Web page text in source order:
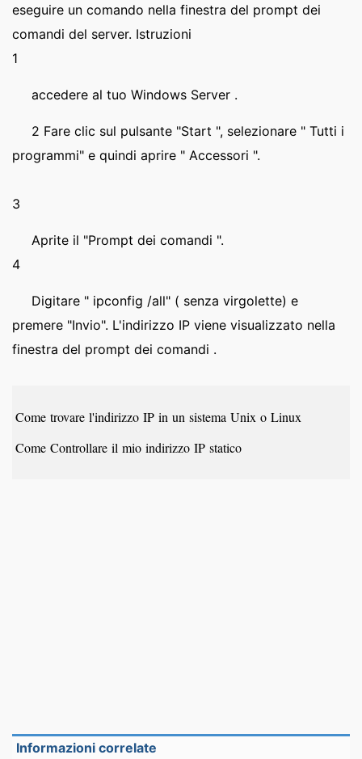
eseguire un comando nella finestra del prompt dei
comandi del server. Istruzioni
1
accedere al tuo Windows Server .
2 Fare clic sul pulsante "Start ", selezionare " Tutti i
programmi" e quindi aprire " Accessori ".
3
Aprite il "Prompt dei comandi ".
4
Digitare " ipconfig /all" ( senza virgolette) e
premere "Invio". L'indirizzo IP viene visualizzato nella
finestra del prompt dei comandi .
Come trovare l'indirizzo IP in un sistema Unix o Linux
Come Controllare il mio indirizzo IP statico
Informazioni correlate